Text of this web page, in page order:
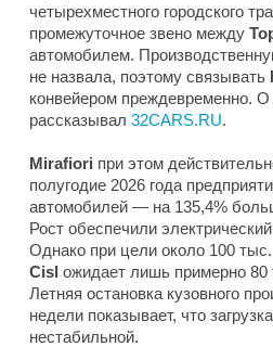
четырехместного городского
промежуточное звено между
автомобилем.
не назвала, поэтому связывать
конвейером преждевременно.
рассказывал 32CARS.RU.
Mirafiori при этом
полугодие 2026 года
автомобилей — на 135,4%
Рост обеспечили
Однако при цели около 100
Cisl ожидает лишь примерно 80
Летняя остановка кузовного
недели показывает, что
нестабильной.